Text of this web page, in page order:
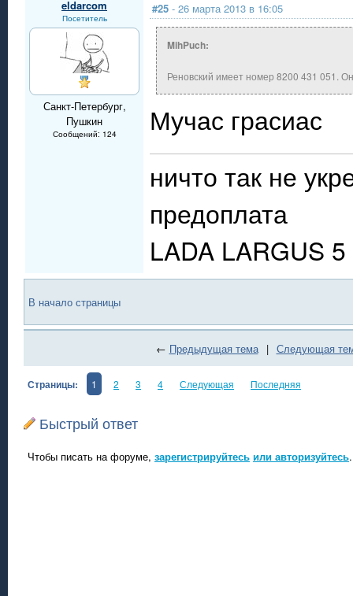
eldarcom
Посетитель
Санкт-Петербург,
Пушкин
Сообщений: 124
#25 - 26 марта 2013 в 16:05
MihPuch:
Реновский имеет номер 8200 431 051.
Мучас грасиас
ничто так не
предоплата
LADA LARGUS
В начало страницы
← Предыдущая тема | Следующая
Страницы: 1 2 3 4 Следующая Последняя
Быстрый ответ
Чтобы писать на форуме, зарегистрируйтесь или авторизуйтесь.